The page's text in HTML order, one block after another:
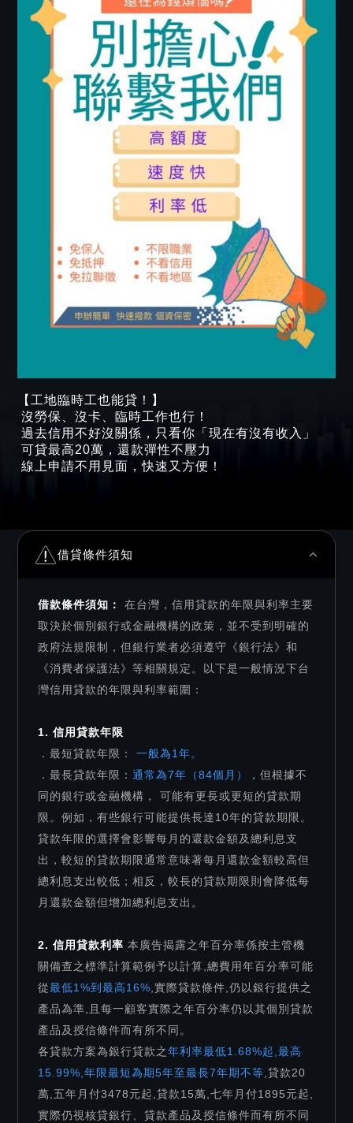
【工地臨時工也能貸！】
沒勞保、沒卡、臨時工作也行！
過去信用不好沒關係，只看你「現在有沒有收入」
可貸最高20萬，還款彈性不壓力
線上申請不用見面，快速又方便！
借貸條件須知
借款條件須知：在台灣，信用貸款的年限與利率主要
取決於個別銀行或金融機構的政策，並不受到明確的
政府法規限制，但銀行業者必須遵守《銀行法》和
《消費者保護法》等相關規定。以下是一般情況下台
灣信用貸款的年限與利率範圍：
1. 信用貸款年限
．最短貸款年限：
一般為1年。
．最長貸款年限：通常為7年（84個月）
，但根據不
同的銀行或金融機構， 可能有更長或更短的貸款期
限。例如，有些銀行可能提供長達10年的貸款期限。
貸款年限的選擇會影響每月的還款金額及總利息支
出，較短的貸款期限通常意味著每月還款金額較高但
總利息支出較低；相反，較長的貸款期限則會降低每
月還款金額但增加總利息支出。
2. 信用貸款利率本廣告揭露之年百分率係按主管機
關備查之標準計算範例予以計算,總費用年百分率可能
從最低1%到最高16%,實際貸款條件,仍以銀行提供之
產品為準,且每一顧客實際之年百分率仍以其個別貸款
產品及授信條件而有所不同。
各貸款方案為銀行貸款之年利率最低1.68%起,最高
15.99%,年限最短為期5年至最長7年期不等,貸款20
萬,五年月付3478元起,貸款15萬,七年月付1895元起,
實際仍視核貸銀行、貸款產品及授信條件而有所不同